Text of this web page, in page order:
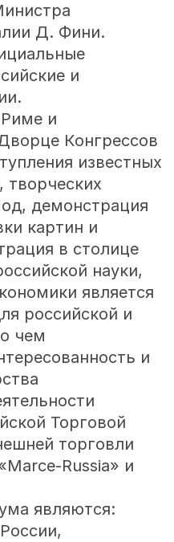
Д. Фини.
и
и
Конгрессов
известных
творческих
демонстрация
картин и
в столице
науки,
является
российской и
чем
и
Торговой
торговли
Russia» и
являются: